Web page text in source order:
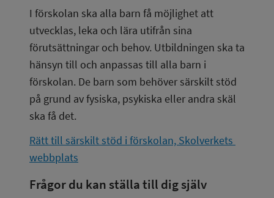
I förskolan ska alla barn få möjlighet att
utvecklas, leka och lära utifrån sina
förutsättningar och behov. Utbildningen ska ta
hänsyn till och anpassas till alla barn i
förskolan. De barn som behöver särskilt stöd
på grund av fysiska, psykiska eller andra skäl
ska få det.
Rätt till särskilt stöd i förskolan, Skolverkets
webbplats
Frågor du kan ställa till dig själv